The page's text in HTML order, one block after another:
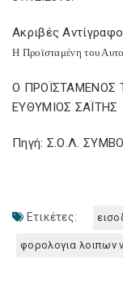
Ακριβές Αντίγραφο
Η Προϊσταμένη του
Ο ΠΡΟΪΣΤΑΜΕΝΟΣ
ΕΥΘΥΜΙΟΣ ΣΑΪΤΗΣ
Πηγή: Σ.Ο.Λ.
Ετικέτες:
φορολογια λοιπων